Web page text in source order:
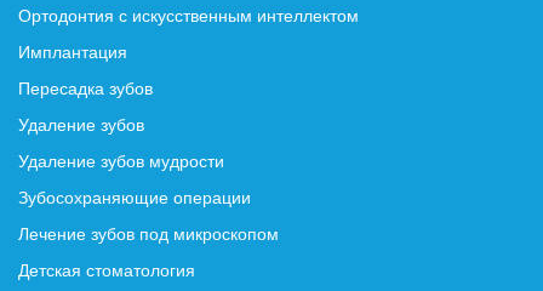
Ортодонтия с искусственным интеллектом
Имплантация
Пересадка зубов
Удаление зубов
Удаление зубов мудрости
Зубосохраняющие операции
Лечение зубов под микроскопом
Детская стоматология